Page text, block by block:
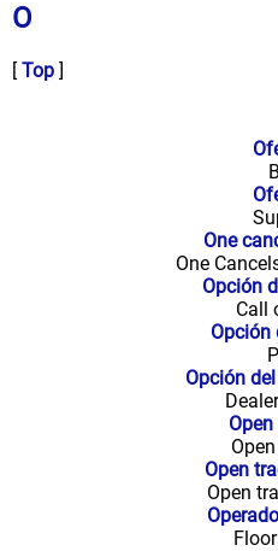
O
[ Top ]
One
One
Opción
Call
Opción
Opción
Open
Open